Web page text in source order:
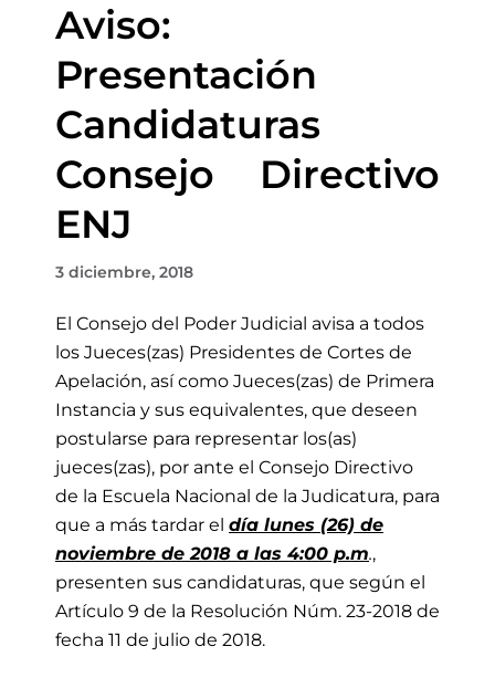
Aviso:
Presentación
Candidaturas
Consejo Directivo
ENJ
3 diciembre, 2018
El Consejo del Poder Judicial avisa a todos
los Jueces(zas) Presidentes de Cortes de
Apelación, así como Jueces(zas) de Primera
Instancia y sus equivalentes, que deseen
postularse para representar los(as)
jueces(zas), por ante el Consejo Directivo
de la Escuela Nacional de la Judicatura, para
que a más tardar el día lunes (26) de
noviembre de 2018 a las 4:00 p.m.,
presenten sus candidaturas, que según el
Artículo 9 de la Resolución Núm. 23-2018 de
fecha 11 de julio de 2018.